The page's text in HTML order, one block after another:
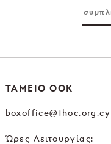
ΤΑΜΕΙΟ ΘΟΚ
boxoffice@thoc.org.cy
Ώρες Λειτουργίας: